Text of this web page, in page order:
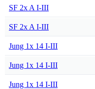
SF 2x A I-III
SF 2x A I-III
Jung 1x 14 I-III
Jung 1x 14 I-III
Jung 1x 14 I-III